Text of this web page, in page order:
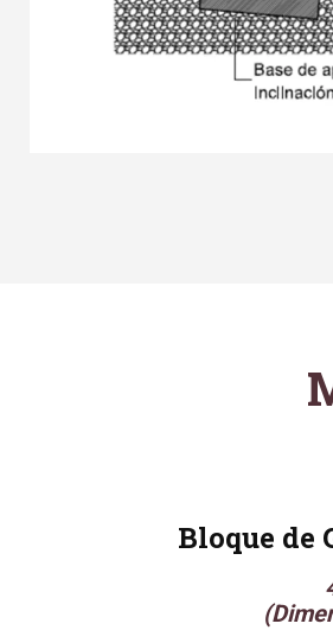
Bloque de